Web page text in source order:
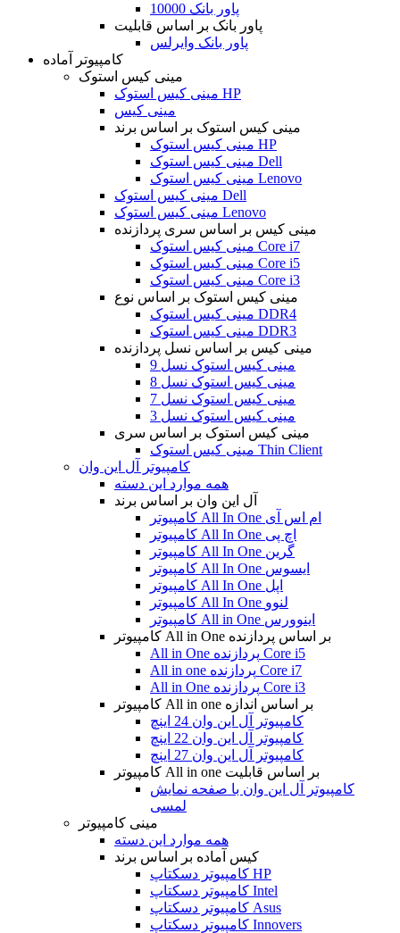
پاور بانک 10000
پاور بانک بر اساس قابلیت
پاور بانک وایرلس
کامپیوتر آماده
مینی کیس استوک
مینی کیس استوک HP
مینی کیس
مینی کیس استوک بر اساس برند
مینی کیس استوک HP
مینی کیس استوک Dell
مینی کیس استوک Lenovo
مینی کیس استوک Dell
مینی کیس استوک Lenovo
مینی کیس بر اساس سری پردازنده
مینی کیس استوک Core i7
مینی کیس استوک Core i5
مینی کیس استوک Core i3
مینی کیس استوک بر اساس نوع
مینی کیس استوک DDR4
مینی کیس استوک DDR3
مینی کیس بر اساس نسل پردازنده
مینی کیس استوک نسل 9
مینی کیس استوک نسل 8
مینی کیس استوک نسل 7
مینی کیس استوک نسل 3
مینی کیس استوک بر اساس سری
مینی کیس استوک Thin Client
کامپیوتر آل این وان
همه موارد این دسته
آل این وان بر اساس برند
کامپیوتر All In One ام اس آی
کامپیوتر All In One اچ پی
کامپیوتر All In One گرین
کامپیوتر All In One ایسوس
کامپیوتر All In One اپل
کامپیوتر All In One لنوو
کامپیوتر All in One اینوورس
کامپیوتر All in One بر اساس پردازنده
All in One پردازنده Core i5
All in one پردازنده Core i7
All in One پردازنده Core i3
کامپیوتر All in one بر اساس اندازه
کامپیوتر آل این وان 24 اینچ
کامپیوتر آل این وان 22 اینچ
کامپیوتر آل این وان 27 اینچ
کامپیوتر All in one بر اساس قابلیت
کامپیوتر آل این وان با صفحه نمایش
لمسی
مینی کامپیوتر
همه موارد این دسته
کیس آماده بر اساس برند
کامپیوتر دسکتاپ HP
کامپیوتر دسکتاپ Intel
کامپیوتر دسکتاپ Asus
کامپیوتر دسکتاپ Innovers